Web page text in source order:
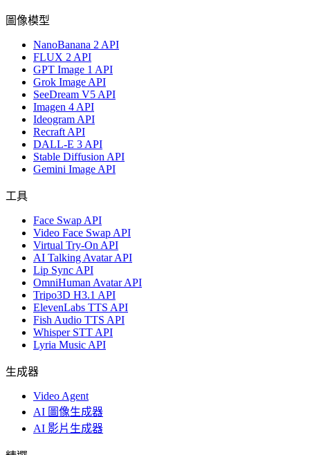
圖像模型
NanoBanana 2 API
FLUX 2 API
GPT Image 1 API
Grok Image API
SeeDream V5 API
Imagen 4 API
Ideogram API
Recraft API
DALL-E 3 API
Stable Diffusion API
Gemini Image API
工具
Face Swap API
Video Face Swap API
Virtual Try-On API
AI Talking Avatar API
Lip Sync API
OmniHuman Avatar API
Tripo3D H3.1 API
ElevenLabs TTS API
Fish Audio TTS API
Whisper STT API
Lyria Music API
生成器
Video Agent
AI 圖像生成器
AI 影片生成器